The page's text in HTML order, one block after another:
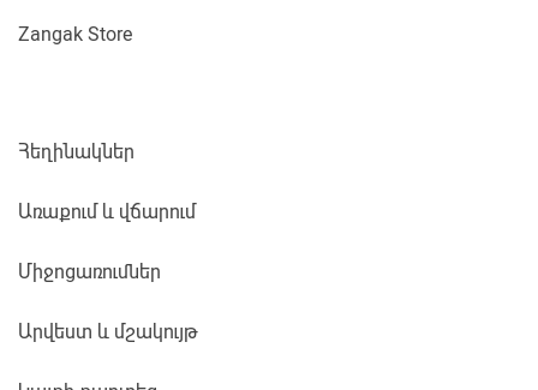
Zangak Store
Հեղինակներ
Առաքում և վճարում
Միջոցառումներ
Արվեստ և մշակույթ